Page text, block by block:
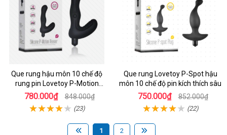
Que rung hậu môn 10 chế độ
rung pin Lovetoy P-Motion
Teaser đa năng
780.000₫ 848.000₫
(23)
Que rung Lovetoy P-Spot hậu
môn 10 chế độ pin kích thích sâu
750.000₫ 852.000₫
(22)
1 2